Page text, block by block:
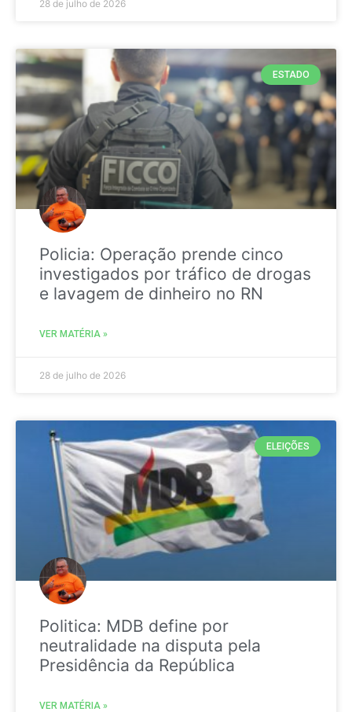
28 de julho de 2026
ESTADO
Policia: Operação prende cinco
investigados por tráfico de drogas
e lavagem de dinheiro no RN
VER MATÉRIA »
28 de julho de 2026
ELEIÇÕES
Politica: MDB define por
neutralidade na disputa pela
Presidência da República
VER MATÉRIA »